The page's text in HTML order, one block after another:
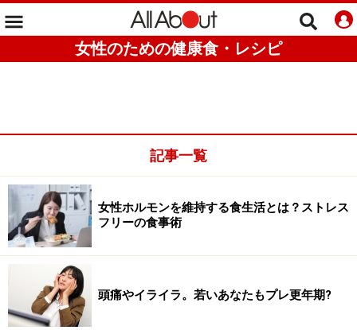
女性のための健康食・レシピ
記事一覧
女性ホルモンを維持する食生活とは？ストレス
フリーの食事術
頭痛やイライラ。若いあなたもプレ更年期?